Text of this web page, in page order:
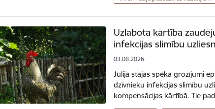
Uzlabota kārtība
infekcijas slimību
03.08.2026.
Jūlijā stājās spēkā grozījumi
dzīvnieku infekcijas slimību
kompensācijas kārtībā. Tie